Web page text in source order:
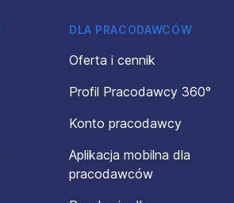
DLA PRACODAWCÓW
Oferta i cennik
Profil Pracodawcy 360°
Konto pracodawcy
Aplikacja mobilna dla
pracodawców